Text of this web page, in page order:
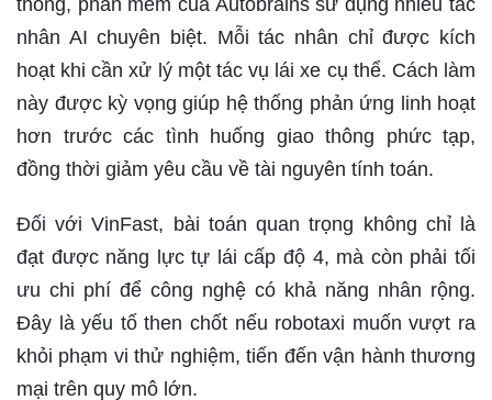
thống, phần mềm của Autobrains sử dụng nhiều tác
nhân AI chuyên biệt. Mỗi tác nhân chỉ được kích
hoạt khi cần xử lý một tác vụ lái xe cụ thể. Cách làm
này được kỳ vọng giúp hệ thống phản ứng linh hoạt
hơn trước các tình huống giao thông phức tạp,
đồng thời giảm yêu cầu về tài nguyên tính toán.
Đối với VinFast, bài toán quan trọng không chỉ là
đạt được năng lực tự lái cấp độ 4, mà còn phải tối
ưu chi phí để công nghệ có khả năng nhân rộng.
Đây là yếu tố then chốt nếu robotaxi muốn vượt ra
khỏi phạm vi thử nghiệm, tiến đến vận hành thương
mại trên quy mô lớn.